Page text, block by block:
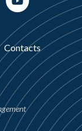
Contacts